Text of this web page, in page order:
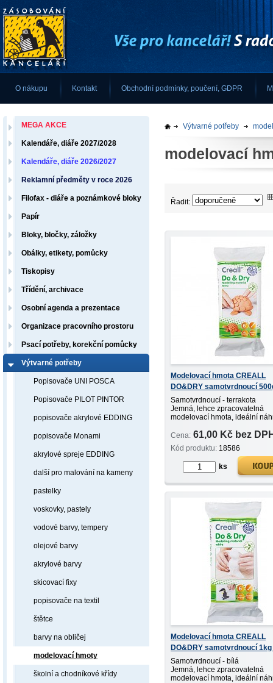
Výtvarné potřeby
modelovací
Řadit:
Modelovací hmota CREALL
DO&DRY samotvrdnoucí
terrakota
Samotvrdnoucí - terrakota
Jemná, lehce zpracovatelná
modelovací hmota, ideální
vypalování.
Po vyschnutí lze brousit, lepit,
i lakovat, doba...
Cena: 61,00 Kč bez
Kód produktu: 18586
ks
Modelovací hmota CREALL
DO&DRY samotvrdnoucí
Samotvrdnoucí - bílá
Jemná, lehce zpracovatelná
modelovací hmota, ideální
MEGA AKCE
Kalendáře, diáře 2027/2028
Kalendáře, diáře 2026/2027
Reklamní předměty v roce 2026
Filofax - diáře a poznámkové bloky
Papír
Bloky, bločky, záložky
Obálky, etikety, pomůcky
Tiskopisy
Třídění, archivace
Osobní agenda a prezentace
Organizace pracovního prostoru
Psací potřeby, korekční pomůcky
Výtvarné potřeby
Popisovače UNI POSCA
Popisovače PILOT PINTOR
popisovače akrylové EDDING
popisovače Monami
akrylové spreje EDDING
další pro malování na kameny
pastelky
voskovky, pastely
vodové barvy, tempery
olejové barvy
akrylové barvy
skicovací fixy
popisovače na textil
štětce
barvy na obličej
modelovací hmoty
školní a chodníkové křídy
O nákupu Kontakt Obchodní podmínky, poučení, GDPR